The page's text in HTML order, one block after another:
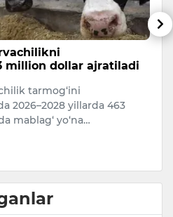
million dollar ajratiladi
tarmog‘ini
2026–2028 yillarda 463
mablag‘ yo‘na…